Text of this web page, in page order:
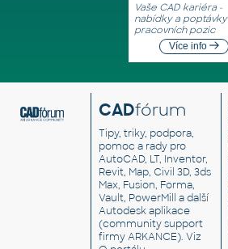
Vaše CAD kariéra -
nabídky a poptávky
pracovních pozic
Více info
CADfórum
Tipy, triky, podpora,
pomoc a rady pro
AutoCAD, LT, Inventor,
Revit, Map, Civil 3D, 3ds
Max, Fusion, Forma,
Vault, PowerMill a další
Autodesk aplikace
(community support
firmy ARKANCE). Viz